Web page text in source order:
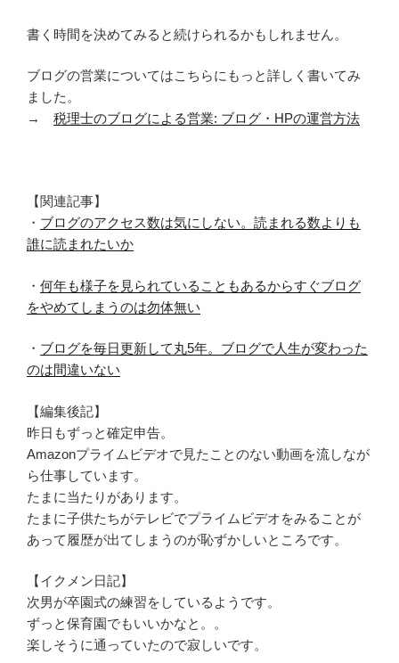
書く時間を決めてみると続けられるかもしれません。
ブログの営業についてはこちらにもっと詳しく書いてみ
ました。
→ 税理士のブログによる営業: ブログ・HPの運営方法
【関連記事】
・ ブログのアクセス数は気にしない。読まれる数よりも
誰に読まれたいか
・ 何年も様子を見られていることもあるからすぐブログ
をやめてしまうのは勿体無い
・ ブログを毎日更新して丸5年。ブログで人生が変わった
のは間違いない
【編集後記】
昨日もずっと確定申告。
Amazonプライムビデオで見たことのない動画を流しなが
ら仕事しています。
たまに当たりがあります。
たまに子供たちがテレビでプライムビデオをみることが
あって履歴が出てしまうのが恥ずかしいところです。
【イクメン日記】
次男が卒園式の練習をしているようです。
ずっと保育園でもいいかなと。。
楽しそうに通っていたので寂しいです。